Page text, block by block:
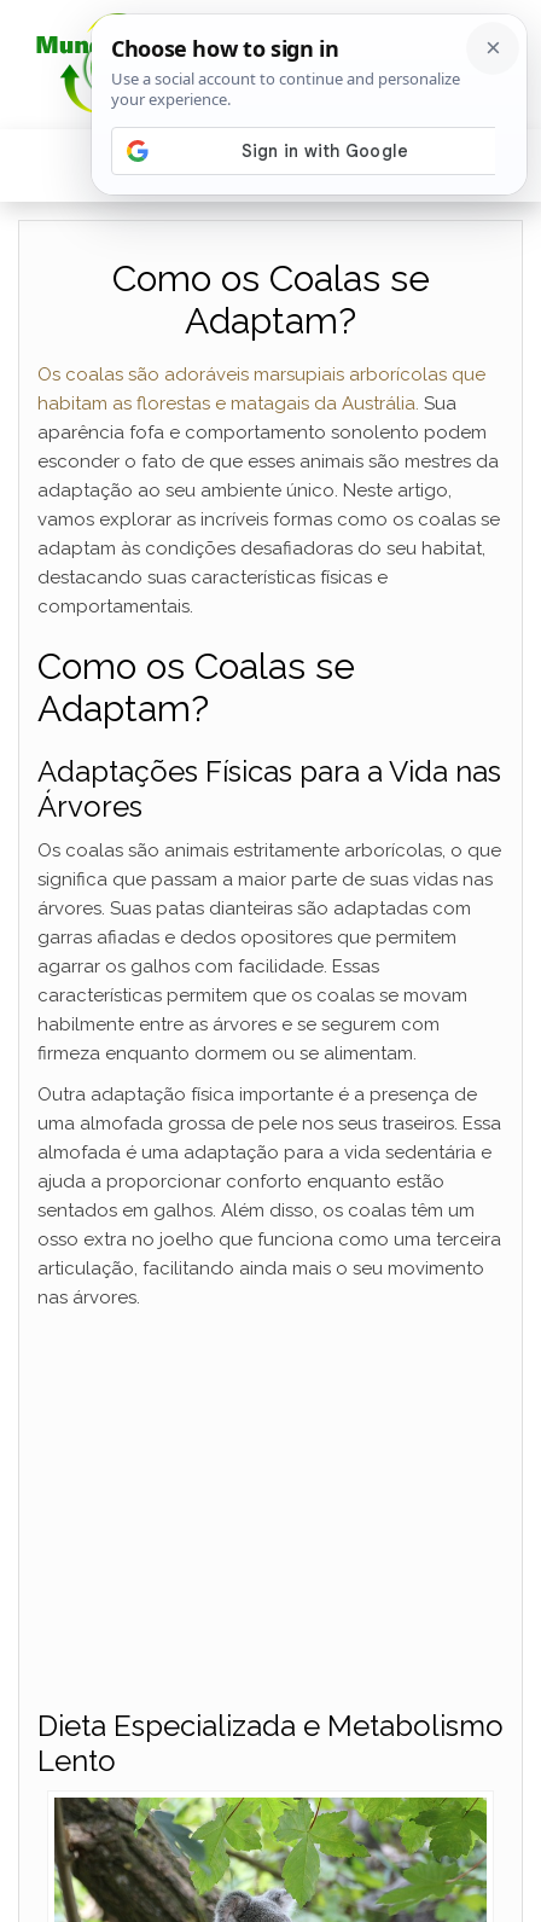
Como os Coalas se
Adaptam?
Os coalas são adoráveis marsupiais arborícolas que
habitam as florestas e matagais da Austrália. Sua
aparência fofa e comportamento sonolento podem
esconder o fato de que esses animais são mestres da
adaptação ao seu ambiente único. Neste artigo,
vamos explorar as incríveis formas como os coalas se
adaptam às condições desafiadoras do seu habitat,
destacando suas características físicas e
comportamentais.
Como os Coalas se
Adaptam?
Adaptações Físicas para a Vida nas
Árvores
Os coalas são animais estritamente arborícolas, o que
significa que passam a maior parte de suas vidas nas
árvores. Suas patas dianteiras são adaptadas com
garras afiadas e dedos opositores que permitem
agarrar os galhos com facilidade. Essas
características permitem que os coalas se movam
habilmente entre as árvores e se segurem com
firmeza enquanto dormem ou se alimentam.
Outra adaptação física importante é a presença de
uma almofada grossa de pele nos seus traseiros. Essa
almofada é uma adaptação para a vida sedentária e
ajuda a proporcionar conforto enquanto estão
sentados em galhos. Além disso, os coalas têm um
osso extra no joelho que funciona como uma terceira
articulação, facilitando ainda mais o seu movimento
nas árvores.
Dieta Especializada e Metabolismo
Lento